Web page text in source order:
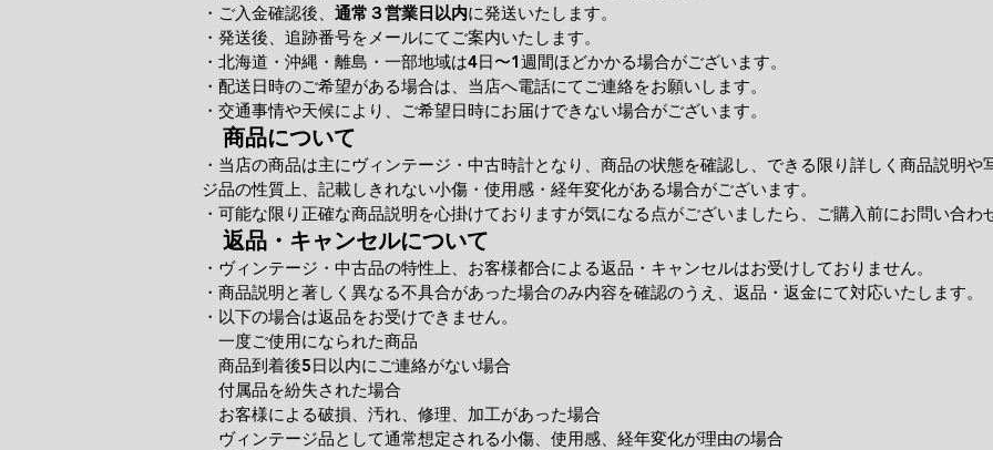
・ご入金確認後、 通常３営業日以内に発送いたします。
・発送後、追跡番号をメールにてご案内いたします。
・北海道・沖縄・離島・一部地域は4日〜1週間ほどかかる場合がございます。
・配送日時のご希望がある場合は、当店へ電話にてご連絡をお願いします。
・交通事情や天候により、ご希望日時にお届けできない場合がございます。
商品について
・当店の商品は主にヴィンテージ・中古時計となり、商品の状態を確認し、できる限り詳しく商品説明
ジ品の性質上、記載しきれない小傷・使用感・経年変化がある場合がございます。
・可能な限り正確な商品説明を心掛けておりますが気になる点がございましたら、ご購入前にお問い合わ
返品・キャンセルについて
・ヴィンテージ・中古品の特性上、お客様都合による返品・キャンセルはお受けしておりません。
・商品説明と著しく異なる不具合があった場合のみ内容を確認のうえ、返品・返金にて対応いたします。
・以下の場合は返品をお受けできません。
一度ご使用になられた商品
商品到着後5日以内にご連絡がない場合
付属品を紛失された場合
お客様による破損、汚れ、修理、加工があった場合
ヴィンテージ品として通常想定される小傷、使用感、経年変化が理由の場合